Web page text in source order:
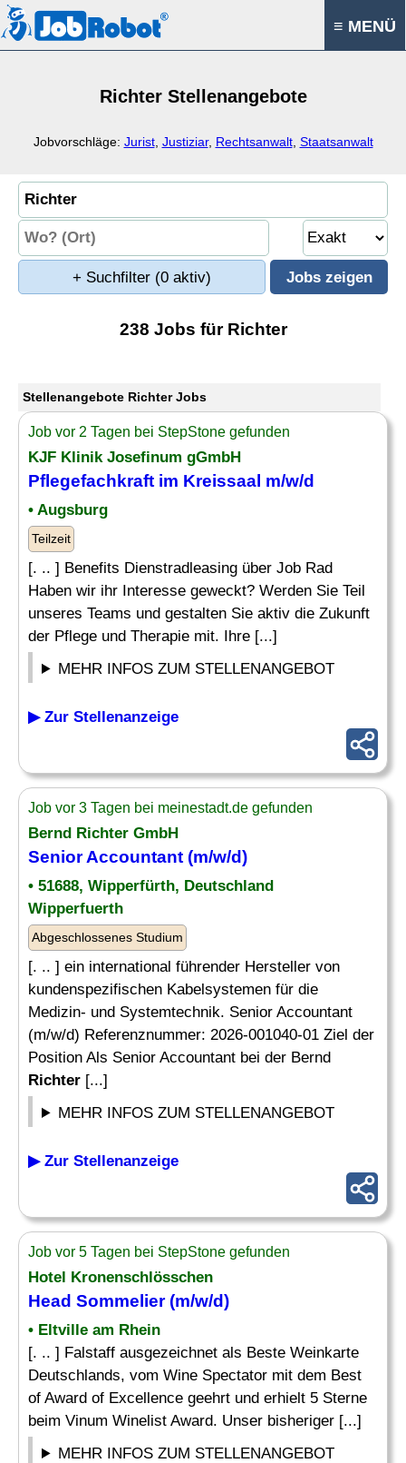
≡ MENÜ
Richter Stellenangebote
Jobvorschläge: Jurist, Justiziar, Rechtsanwalt, Staatsanwalt
+ Suchfilter (0 aktiv)
238 Jobs für Richter
Stellenangebote Richter Jobs
Job vor 2 Tagen bei StepStone gefunden
KJF Klinik Josefinum gGmbH
Pflegefachkraft im Kreissaal m/w/d
• Augsburg
Teilzeit
[. .. ] Benefits Dienstradleasing über Job Rad
Haben wir ihr Interesse geweckt? Werden Sie Teil
unseres Teams und gestalten Sie aktiv die Zukunft
der Pflege und Therapie mit. Ihre [...]
MEHR INFOS ZUM STELLENANGEBOT
▶ Zur Stellenanzeige
Job vor 3 Tagen bei meinestadt.de gefunden
Bernd Richter GmbH
Senior Accountant (m/w/d)
• 51688, Wipperfürth, Deutschland
Wipperfuerth
Abgeschlossenes Studium
[. .. ] ein international führender Hersteller von
kundenspezifischen Kabelsystemen für die
Medizin- und Systemtechnik. Senior Accountant
(m/w/d) Referenznummer: 2026-001040-01 Ziel der
Position Als Senior Accountant bei der Bernd
Richter [...]
MEHR INFOS ZUM STELLENANGEBOT
▶ Zur Stellenanzeige
Job vor 5 Tagen bei StepStone gefunden
Hotel Kronenschlösschen
Head Sommelier (m/w/d)
• Eltville am Rhein
[. .. ] Falstaff ausgezeichnet als Beste Weinkarte
Deutschlands, vom Wine Spectator mit dem Best
of Award of Excellence geehrt und erhielt 5 Sterne
beim Vinum Winelist Award. Unser bisheriger [...]
MEHR INFOS ZUM STELLENANGEBOT